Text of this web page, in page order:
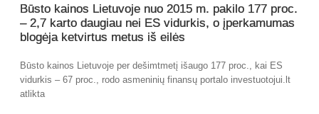
Būsto kainos Lietuvoje nuo 2015 m. pakilo 177 proc.
– 2,7 karto daugiau nei ES vidurkis, o įperkamumas
blogėja ketvirtus metus iš eilės
Būsto kainos Lietuvoje per dešimtmetį išaugo 177 proc., kai ES
vidurkis – 67 proc., rodo asmeninių finansų portalo investuotojui.lt
atlikta